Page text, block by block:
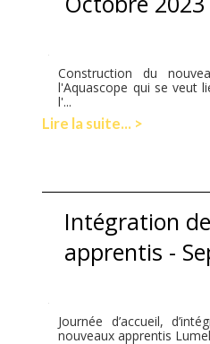
Construction du
l'Aquascope qui se veut
l'...
Lire la suite... >
Intégration
apprentis -
Journée d’accueil,
nouveaux apprentis